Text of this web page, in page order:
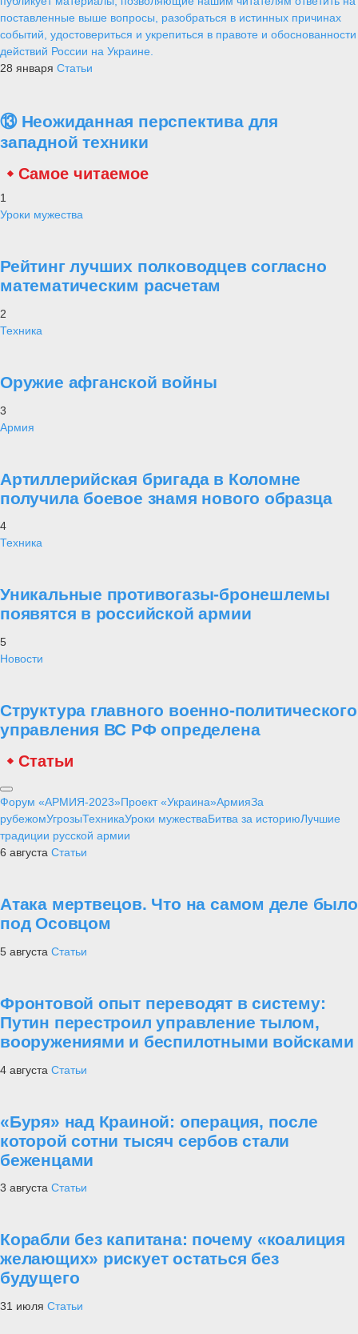
846
0
В 2021 году в Восточном военном округе спланировано свыше
девяти тысяч мероприятий боевой подготовки, более 1800 боевых
стрельб и тактических учений.
соединений, воинских частей и подразделений родов и видов
войск будут направлены на повышение уровня подготовки личного
состава и слаженности подразделений при отработке тактических
разведывательные комплексы с беспилотными летательными
аппаратами, автоматизированные системы управления войсками и
радиоэлектронной борьбы (РЭБ).
Проект Украина
«Анти Россия» - неужели это реальность? Как удалось бесполому
и беспринципному Западу отравить сознание нашего брата, купить
трагичность происходящего на Украине, «Военная платформа»
публикует материалы, позволяющие нашим читателям ответить на
поставленные выше вопросы, разобраться в истинных причинах
28 января
Статьи
⑬ Неожиданная перспектива для
западной техники
1
Уроки мужества
2
Техника
Оружие афганской войны
3
Армия
получила боевое знамя нового образца
4
Техника
Уникальные противогазы-бронешлемы
появятся в российской армии
5
Структура главного военно-политического
управления ВС РФ определена
Статьи
традиции русской армии
6 августа Статьи
Атака мертвецов. Что на самом деле было